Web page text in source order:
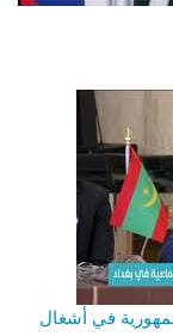
في أشغال